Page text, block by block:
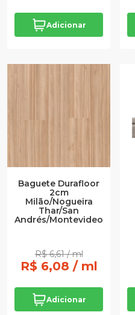
Adicionar
Baguete Durafloor
2cm
Milão/Nogueira
Thar/San
Andrés/Montevideo
R$ 6,61 / ml
R$ 6,08 / ml
Adicionar